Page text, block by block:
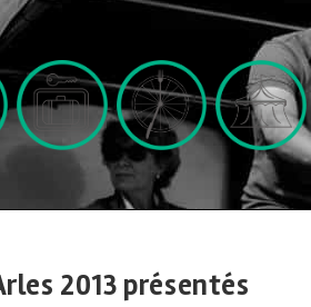
2013 présentés